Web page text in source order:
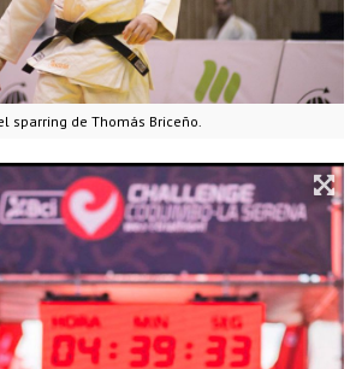
sparring de Thomás Briceño.